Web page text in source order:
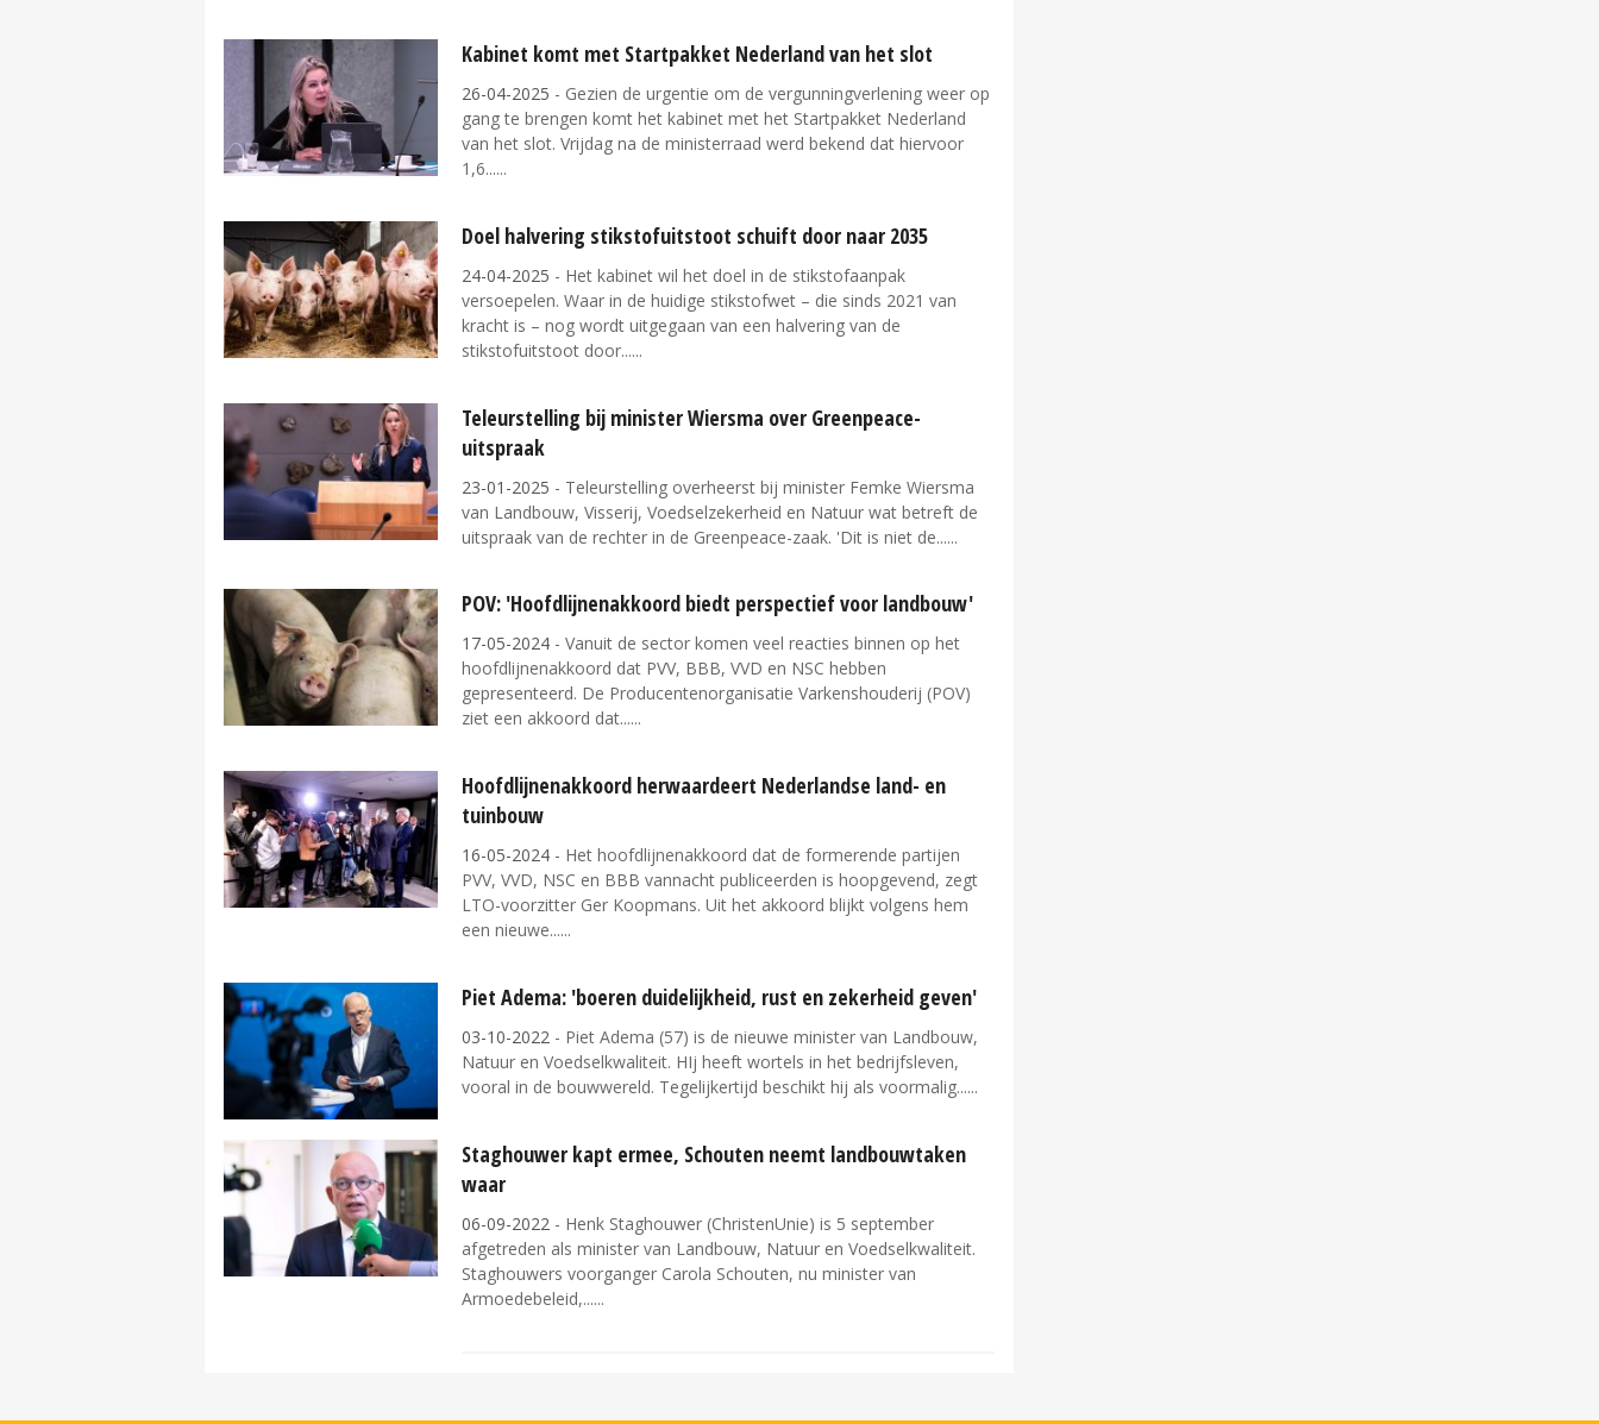
Kabinet komt met Startpakket Nederland van het slot
26-04-2025 - Gezien de urgentie om de vergunningverlening weer op
gang te brengen komt het kabinet met het Startpakket Nederland
van het slot. Vrijdag na de ministerraad werd bekend dat hiervoor
1,6...
Doel halvering stikstofuitstoot schuift door naar 2035
24-04-2025 - Het kabinet wil het doel in de stikstofaanpak
versoepelen. Waar in de huidige stikstofwet – die sinds 2021 van
kracht is – nog wordt uitgegaan van een halvering van de
stikstofuitstoot door...
Teleurstelling bij minister Wiersma over Greenpeace-
uitspraak
23-01-2025 - Teleurstelling overheerst bij minister Femke Wiersma
van Landbouw, Visserij, Voedselzekerheid en Natuur wat betreft de
uitspraak van de rechter in de Greenpeace-zaak. 'Dit is niet de...
POV: 'Hoofdlijnenakkoord biedt perspectief voor landbouw'
17-05-2024 - Vanuit de sector komen veel reacties binnen op het
hoofdlijnenakkoord dat PVV, BBB, VVD en NSC hebben
gepresenteerd. De Producentenorganisatie Varkenshouderij (POV)
ziet een akkoord dat...
Hoofdlijnenakkoord herwaardeert Nederlandse land- en
tuinbouw
16-05-2024 - Het hoofdlijnenakkoord dat de formerende partijen
PVV, VVD, NSC en BBB vannacht publiceerden is hoopgevend, zegt
LTO-voorzitter Ger Koopmans. Uit het akkoord blijkt volgens hem
een nieuwe...
Piet Adema: 'boeren duidelijkheid, rust en zekerheid geven'
03-10-2022 - Piet Adema (57) is de nieuwe minister van Landbouw,
Natuur en Voedselkwaliteit. HIj heeft wortels in het bedrijfsleven,
vooral in de bouwwereld. Tegelijkertijd beschikt hij als voormalig...
Staghouwer kapt ermee, Schouten neemt landbouwtaken
waar
06-09-2022 - Henk Staghouwer (ChristenUnie) is 5 september
afgetreden als minister van Landbouw, Natuur en Voedselkwaliteit.
Staghouwers voorganger Carola Schouten, nu minister van
Armoedebeleid,...